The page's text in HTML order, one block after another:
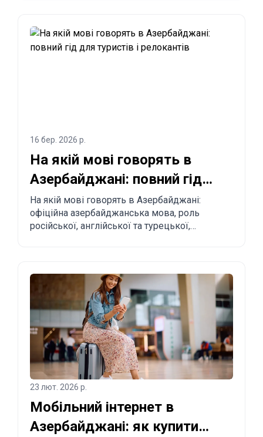
Туреччини, США та інших країн до
Азербайджану.
16 бер. 2026 р.
На якій мові говорять в
Азербайджані: повний гід
для туристів і релокантів
На якій мові говорять в Азербайджані:
офіційна азербайджанська мова, роль
російської, англійської та турецької,
23 лют. 2026 р.
Мобільний інтернет в
Азербайджані: як купити